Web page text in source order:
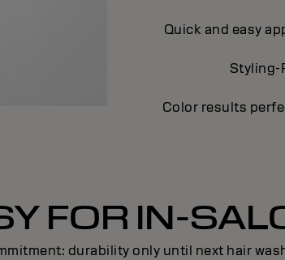
Quick and easy
Styling-
Color results
FOR IN-
durability only until next hair